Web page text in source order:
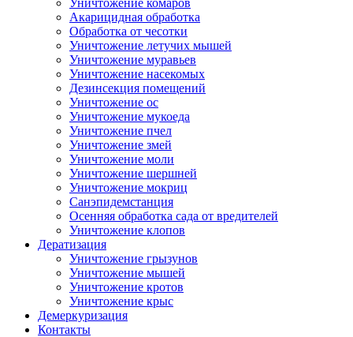
Уничтожение комаров
Акарицидная обработка
Обработка от чесотки
Уничтожение летучих мышей
Уничтожение муравьев
Уничтожение насекомых
Дезинсекция помещений
Уничтожение ос
Уничтожение мукоеда
Уничтожение пчел
Уничтожение змей
Уничтожение моли
Уничтожение шершней
Уничтожение мокриц
Санэпидемстанция
Осенняя обработка сада от вредителей
Уничтожение клопов
Дератизация
Уничтожение грызунов
Уничтожение мышей
Уничтожение кротов
Уничтожение крыс
Демеркуризация
Контакты